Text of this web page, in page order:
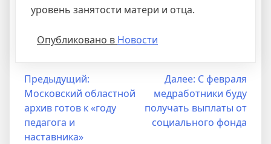
уровень занятости матери и отца.
Опубликовано в Новости
Навигация
записям
Предыдущий:
Московский областной
архив готов к «году
педагога и
наставника»
Далее: С февраля
медработники буду
получать выплаты от
социального фонда